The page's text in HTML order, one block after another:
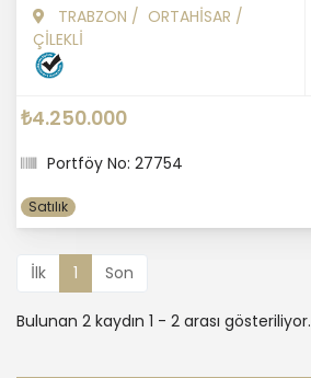
TRABZON / ORTAHİSAR /
ÇİLEKLİ
₺4.250.000
Portföy No: 27754
Satılık
İlk 1 Son
Bulunan 2 kaydın 1 - 2 arası gösteriliyor.